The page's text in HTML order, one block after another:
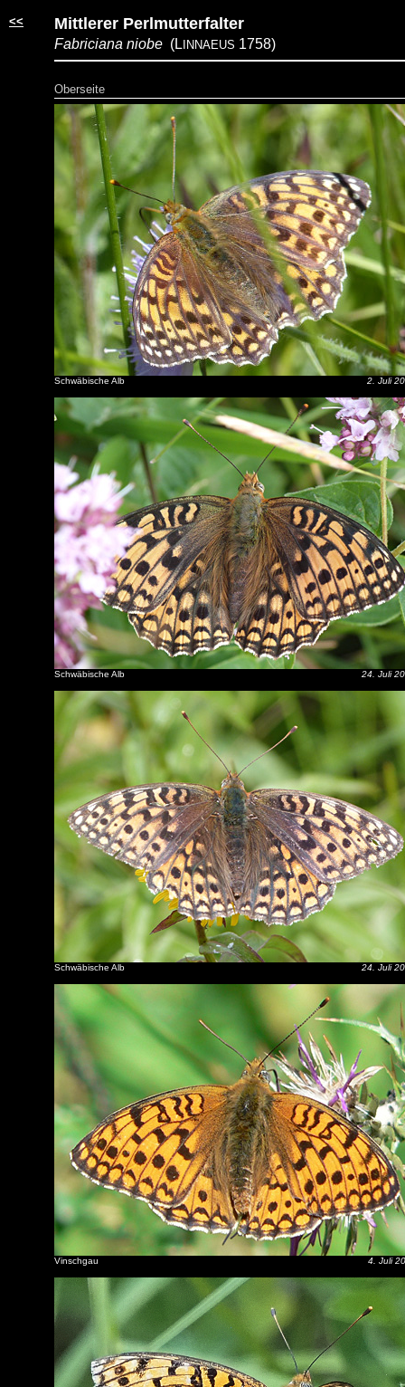
<< Mittlerer Perlmutterfalter
Fabriciana niobe (L INNAEUS 1758)
Oberseite
Schwäbische Alb 2. Juli
Schwäbische Alb 24. Juli
Schwäbische Alb 24. Juli
Vinschgau 4. Juli